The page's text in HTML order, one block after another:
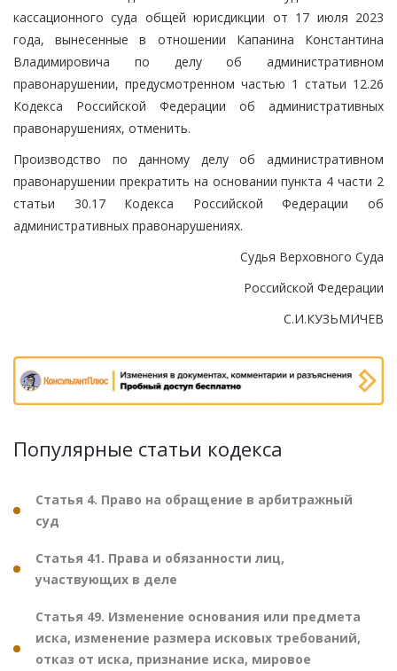
кассационного суда общей юрисдикции от 17 июля 2023
года, вынесенные в отношении Капанина Константина
Владимировича по делу об административном
правонарушении, предусмотренном частью 1 статьи 12.26
Кодекса Российской Федерации об административных
правонарушениях, отменить.
Производство по данному делу об административном
правонарушении прекратить на основании пункта 4 части 2
статьи 30.17 Кодекса Российской Федерации об
административных правонарушениях.
Судья Верховного Суда
Российской Федерации
С.И.КУЗЬМИЧЕВ
Популярные статьи кодекса
Статья 4. Право на обращение в арбитражный
суд
Статья 41. Права и обязанности лиц,
участвующих в деле
Статья 49. Изменение основания или предмета
иска, изменение размера исковых требований,
отказ от иска, признание иска, мировое